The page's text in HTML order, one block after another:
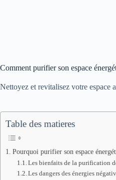
Comment purifier son espace
Nettoyez et revitalisez votre espace
Table des matieres
Pourquoi purifier son espace
Les bienfaits de la purification
Les dangers des énergies